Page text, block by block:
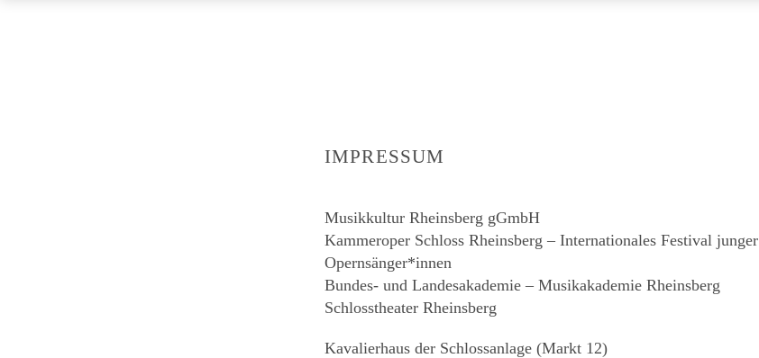
IMPRESSUM
Musikkultur Rheinsberg gGmbH
Kammeroper Schloss Rheinsberg – Internationales Festival junger
Opernsänger*innen
Bundes- und Landesakademie – Musikakademie Rheinsberg
Schlosstheater Rheinsberg
Kavalierhaus der Schlossanlage (Markt 12)